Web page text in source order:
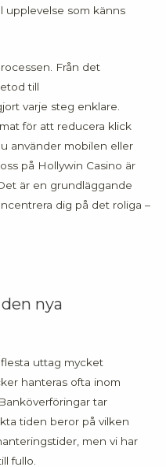
upplevelse som känns
Från det
till
varje steg enklare.
för att reducera klick
använder mobilen eller
på Hollywin Casino är
är en grundläggande
dig på det roliga –
nya
uttag mycket
hanteras ofta inom
tar
tiden beror på vilken
men vi har
fullo.